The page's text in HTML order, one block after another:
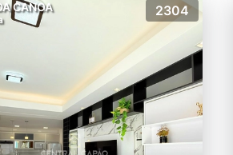
CANOA 2304